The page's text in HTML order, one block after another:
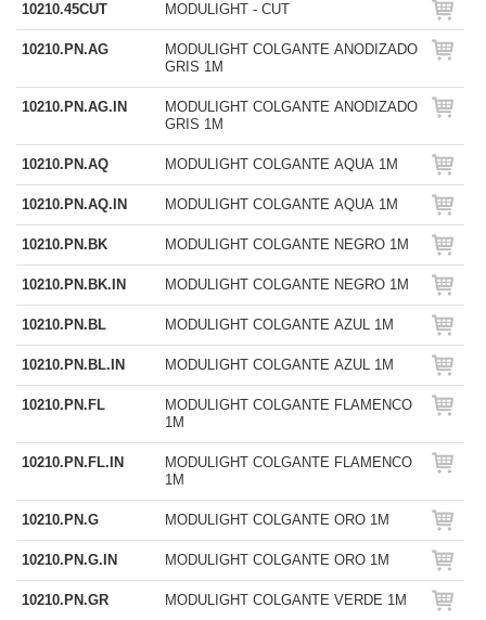
10210.45CUT MODULIGHT - CUT
10210.PN.AG
MODULIGHT COLGANTE ANODIZADO
GRIS 1M
10210.PN.AG.IN
MODULIGHT COLGANTE ANODIZADO
GRIS 1M
10210.PN.AQ MODULIGHT COLGANTE AQUA 1M
10210.PN.AQ.IN MODULIGHT COLGANTE AQUA 1M
10210.PN.BK MODULIGHT COLGANTE NEGRO 1M
10210.PN.BK.IN MODULIGHT COLGANTE NEGRO 1M
10210.PN.BL MODULIGHT COLGANTE AZUL 1M
10210.PN.BL.IN MODULIGHT COLGANTE AZUL 1M
10210.PN.FL
MODULIGHT COLGANTE FLAMENCO
1M
10210.PN.FL.IN
MODULIGHT COLGANTE FLAMENCO
1M
10210.PN.G MODULIGHT COLGANTE ORO 1M
10210.PN.G.IN MODULIGHT COLGANTE ORO 1M
10210.PN.GR MODULIGHT COLGANTE VERDE 1M